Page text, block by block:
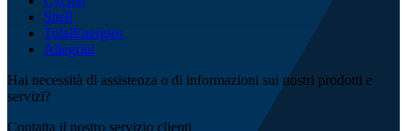
Shell
TotalEnergies
Allegrini
Hai necessità di assistenza o di informazioni sui nostri prodotti e
servizi?
Contatta il nostro servizio clienti